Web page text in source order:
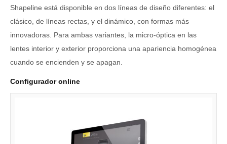
Shapeline está disponible en dos líneas de diseño diferentes: el
clásico, de líneas rectas, y el dinámico, con formas más
innovadoras. Para ambas variantes, la micro-óptica en las
lentes interior y exterior proporciona una apariencia homogénea
cuando se encienden y se apagan.
Configurador online